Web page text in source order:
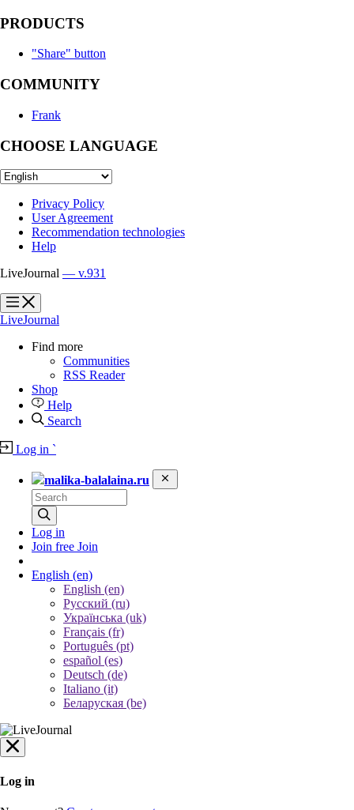
PRODUCTS
"Share" button
COMMUNITY
Frank
CHOOSE LANGUAGE
Privacy Policy
User Agreement
Recommendation technologies
Help
LiveJournal — v.931
?
?
LiveJournal
Find more
Communities
RSS Reader
Shop
Help
Search
Log in `
malika-balalaina.ru
Log in
Join free Join
English (en)
English (en)
Русский (ru)
Українська (uk)
Français (fr)
Português (pt)
español (es)
Deutsch (de)
Italiano (it)
Беларуская (be)
Log in